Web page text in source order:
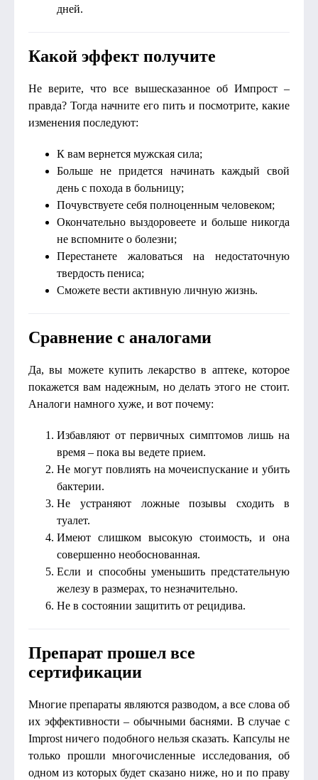
дней.
Какой эффект получите
Не верите, что все вышесказанное об Импрост –
правда? Тогда начните его пить и посмотрите, какие
изменения последуют:
К вам вернется мужская сила;
Больше не придется начинать каждый свой
день с похода в больницу;
Почувствуете себя полноценным человеком;
Окончательно выздоровеете и больше никогда
не вспомните о болезни;
Перестанете жаловаться на недостаточную
твердость пениса;
Сможете вести активную личную жизнь.
Сравнение с аналогами
Да, вы можете купить лекарство в аптеке, которое
покажется вам надежным, но делать этого не стоит.
Аналоги намного хуже, и вот почему:
Избавляют от первичных симптомов лишь на
время – пока вы ведете прием.
Не могут повлиять на мочеиспускание и убить
бактерии.
Не устраняют ложные позывы сходить в
туалет.
Имеют слишком высокую стоимость, и она
совершенно необоснованная.
Если и способны уменьшить предстательную
железу в размерах, то незначительно.
Не в состоянии защитить от рецидива.
Препарат прошел все
сертификации
Многие препараты являются разводом, а все слова об
их эффективности – обычными баснями. В случае с
Improst ничего подобного нельзя сказать. Капсулы не
только прошли многочисленные исследования, об
одном из которых будет сказано ниже, но и по праву